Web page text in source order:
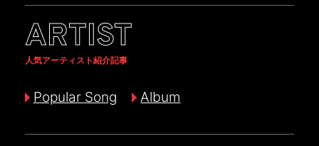
ARTIST
人気アーティスト紹介記事
Popular Song Album